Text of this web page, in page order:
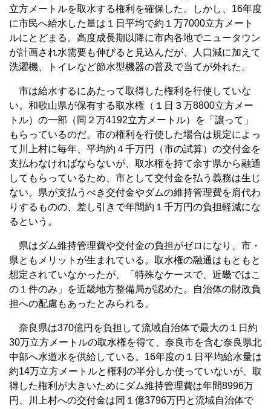
立方メートルを取水する権利を確保した。しかし、16年度
に市民へ給水した量は１日平均で約１万7000立方メート
ルにとどまる。高度成長期以降に市内各地でニュータウン
が計画され水需要も伸びると見込んだが、人口減に加えて
洗濯機、トイレなど節水型機器の普及で当てが外れた。
市は給水するにあたって取得した権利を行使していな
い。和歌山県が保有する取水権（１日３万8800立方メー
トル）の一部（同２万4192立方メートル）を「譲って」
もらっているのだ。市の権利を行使した場合は規定によっ
て川上村に毎年、平均約４千万円（市の試算）の交付金を
支払わなければならないが、取水権を持て余す県から融通
してもらっているため、市として交付金を払う義務は生じ
ない。県が支払うべき交付金やダムの維持管理費を肩代わ
りするものの、差し引きで年間約１千万円の負担軽減にな
るという。
県はダム維持管理費や交付金の負担がゼロになり、市・
県ともメリットが生まれている。取水権の融通はもともと
想定されていなかったが、「特殊なケースで、近畿ではこ
の１件のみ」を近畿地方整備局が認めた。自治体の財政負
担への配慮もあったとみられる。
奈良県は370億円を負担して流域自治体で最大の１日約
30万立方メートルの取水権を得て、奈良市を含む奈良県北
中部へ水道水を供給している。16年度の１日平均給水量は
約14万立方メートルと権利の半分しか使っていないが、取
得した権利が大きいためにダム維持管理費は年間8996万
円、川上村への交付金は同１億3796万円と流域自治体で